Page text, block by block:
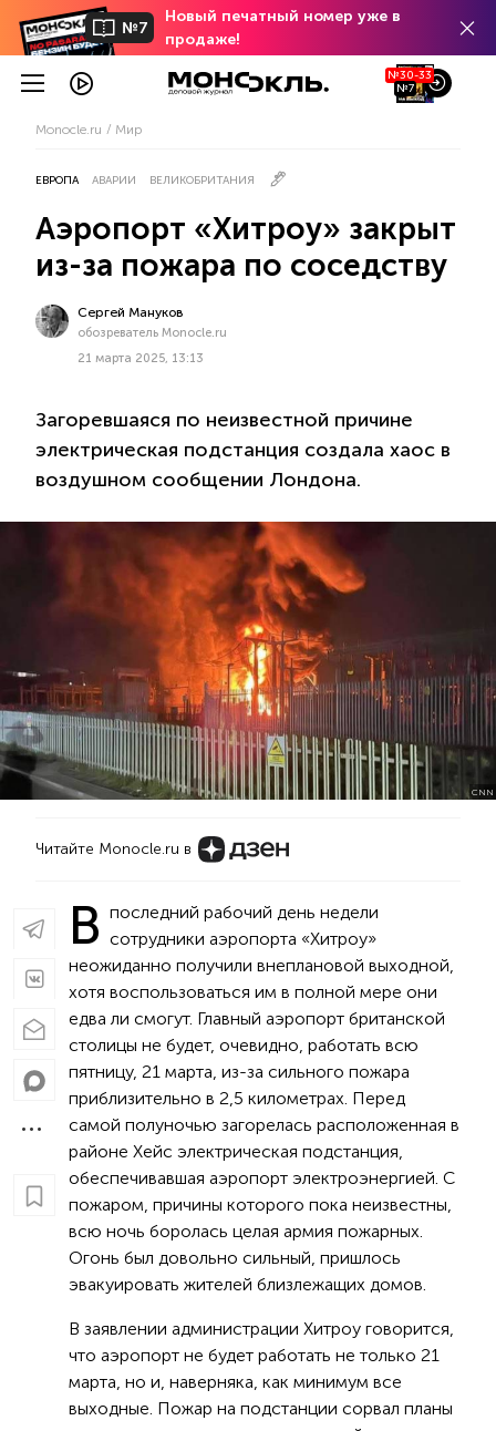
№7
Новый печатный номер уже в
продаже!
№30-33
№7
Monocle.ru Мир
ЕВРОПА АВАРИИ ВЕЛИКОБРИТАНИЯ
Аэропорт «Хитроу» закрыт
из-за пожара по соседству
Сергей Мануков
обозреватель Monocle.ru
21 марта 2025, 13:13
Загоревшаяся по неизвестной причине
электрическая подстанция создала хаос в
воздушном сообщении Лондона.
CNN
Читайте Monocle.ru в
В последний рабочий день недели
сотрудники аэропорта «Хитроу»
неожиданно получили внеплановой выходной,
хотя воспользоваться им в полной мере они
едва ли смогут. Главный аэропорт британской
столицы не будет, очевидно, работать всю
пятницу, 21 марта, из-за сильного пожара
приблизительно в 2,5 километрах. Перед
самой полуночью загорелась расположенная в
районе Хейс электрическая подстанция,
обеспечивавшая аэропорт электроэнергией. С
пожаром, причины которого пока неизвестны,
всю ночь боролась целая армия пожарных.
Огонь был довольно сильный, пришлось
эвакуировать жителей близлежащих домов.
В заявлении администрации Хитроу говорится,
что аэропорт не будет работать не только 21
марта, но и, наверняка, как минимум все
выходные. Пожар на подстанции сорвал планы